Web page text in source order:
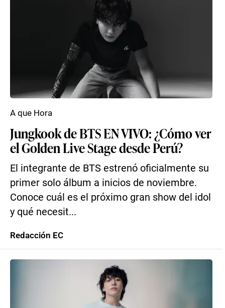
Jungkook de BTS EN VIVO: ¿Cómo ver
el Golden Live Stage desde Perú?
El integrante de BTS estrenó oficialmente su
primer solo álbum a inicios de noviembre.
Conoce cuál es el próximo gran show del idol
y qué necesit...
A que Hora
Redacción EC